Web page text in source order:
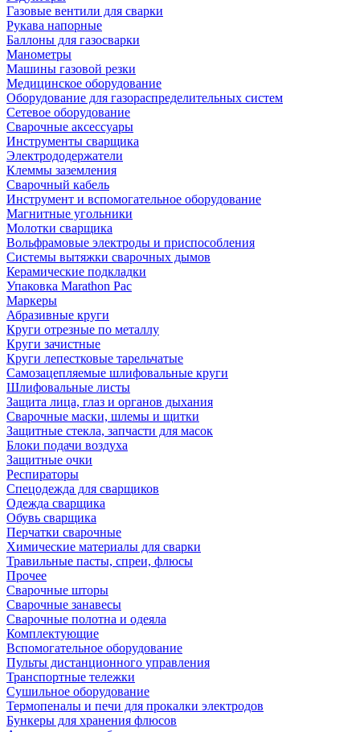
Газовые вентили для сварки
Рукава напорные
Баллоны для газосварки
Манометры
Машины газовой резки
Медицинское оборудование
Оборудование для газораспределительных систем
Сетевое оборудование
Сварочные аксессуары
Инструменты сварщика
Электрододержатели
Клеммы заземления
Сварочный кабель
Инструмент и вспомогательное оборудование
Магнитные угольники
Молотки сварщика
Вольфрамовые электроды и приспособления
Системы вытяжки сварочных дымов
Керамические подкладки
Упаковка Marathon Pac
Маркеры
Абразивные круги
Круги отрезные по металлу
Круги зачистные
Круги лепестковые тарельчатые
Самозацепляемые шлифовальные круги
Шлифовальные листы
Защита лица, глаз и органов дыхания
Сварочные маски, шлемы и щитки
Защитные стекла, запчасти для масок
Блоки подачи воздуха
Защитные очки
Респираторы
Спецодежда для сварщиков
Одежда сварщика
Обувь сварщика
Перчатки сварочные
Химические материалы для сварки
Травильные пасты, спреи, флюсы
Прочее
Сварочные шторы
Сварочные занавесы
Сварочные полотна и одеяла
Комплектующие
Вспомогательное оборудование
Пульты дистанционного управления
Транспортные тележки
Сушильное оборудование
Термопеналы и печи для прокалки электродов
Бункеры для хранения флюсов